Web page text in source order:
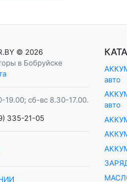
© 2026
в Бобруйске
19.00; сб-вс 8.30-17.00.
335-21-05
авто
авто